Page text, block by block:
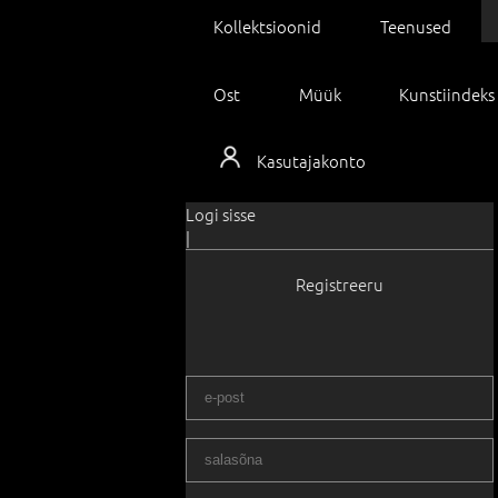
Kollektsioonid Teenused
Ost Müük Kunstiindeks
Kasutajakonto
Logi sisse
|
Registreeru